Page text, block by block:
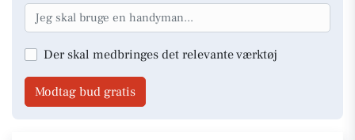
Der skal medbringes det relevante værktøj
Modtag bud gratis